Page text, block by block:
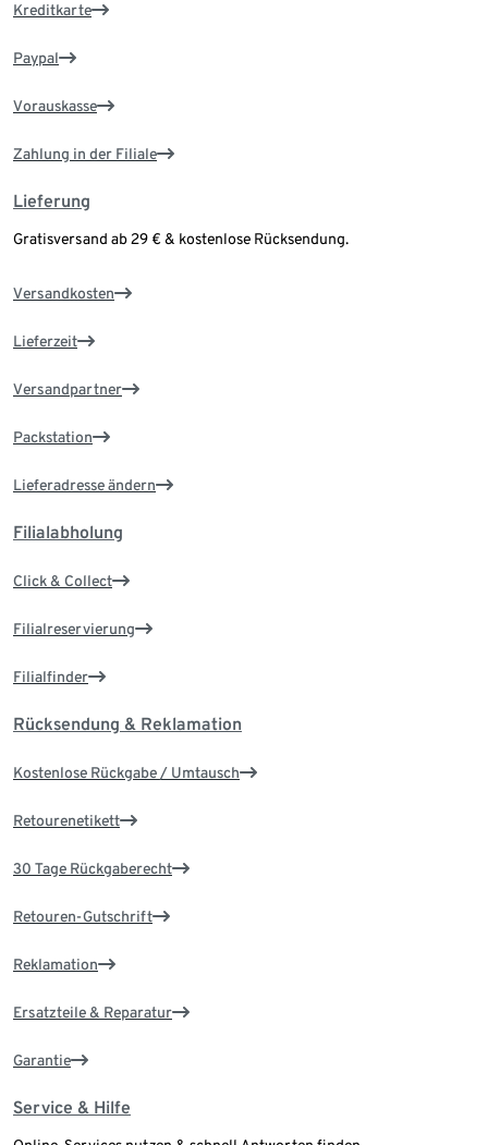
Kreditkarte
Paypal
Vorauskasse
Zahlung in der Filiale
Lieferung
Gratisversand ab 29 € & kostenlose Rücksendung.
Versandkosten
Lieferzeit
Versandpartner
Packstation
Lieferadresse ändern
Filialabholung
Click & Collect
Filialreservierung
Filialfinder
Rücksendung & Reklamation
Kostenlose Rückgabe / Umtausch
Retourenetikett
30 Tage Rückgaberecht
Retouren-Gutschrift
Reklamation
Ersatzteile & Reparatur
Garantie
Service & Hilfe